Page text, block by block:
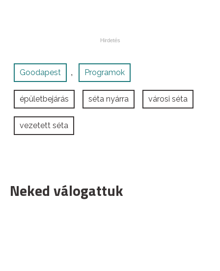
Goodapest , Programok
épületbejárás séta nyárra városi séta
vezetett séta
Neked válogattuk